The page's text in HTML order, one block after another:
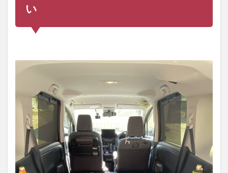
4.2
ンタ3
シー
荷室
の広
さだ
けじ
ゃな
い！
シエ
い